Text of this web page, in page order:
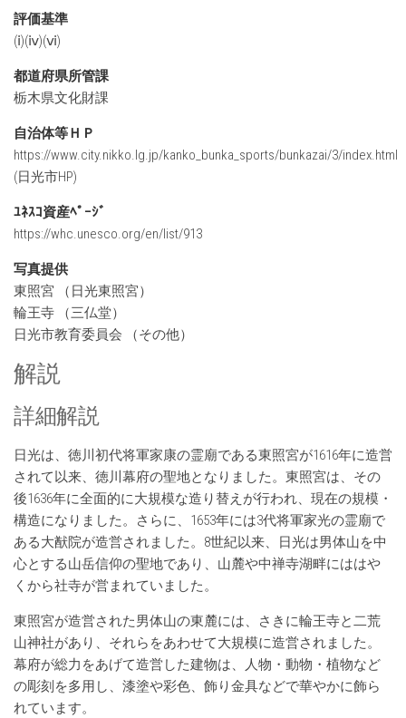
評価基準
(ⅰ)(ⅳ)(ⅵ)
都道府県所管課
栃木県文化財課
自治体等ＨＰ
https://www.city.nikko.lg.jp/kanko_bunka_sports/bunkazai/3/
(日光市HP)
ﾕﾈｽｺ資産ﾍﾟｰｼﾞ
https://whc.unesco.org/en/list/913
写真提供
東照宮 （日光東照宮）
輪王寺 （三仏堂）
日光市教育委員会 （その他）
解説
詳細解説
日光は、徳川初代将軍家康の霊廟である東照宮が1616年に造営
されて以来、徳川幕府の聖地となりました。東照宮は、その
後1636年に全面的に大規模な造り替えが行われ、現在の規模・
構造になりました。さらに、1653年には3代将軍家光の霊廟で
ある大猷院が造営されました。8世紀以来、日光は男体山を中
心とする山岳信仰の聖地であり、山麓や中禅寺湖畔にははや
くから社寺が営まれていました。
東照宮が造営された男体山の東麓には、さきに輪王寺と二荒
山神社があり、それらをあわせて大規模に造営されました。
幕府が総力をあげて造営した建物は、人物・動物・植物など
の彫刻を多用し、漆塗や彩色、飾り金具などで華やかに飾ら
れています。